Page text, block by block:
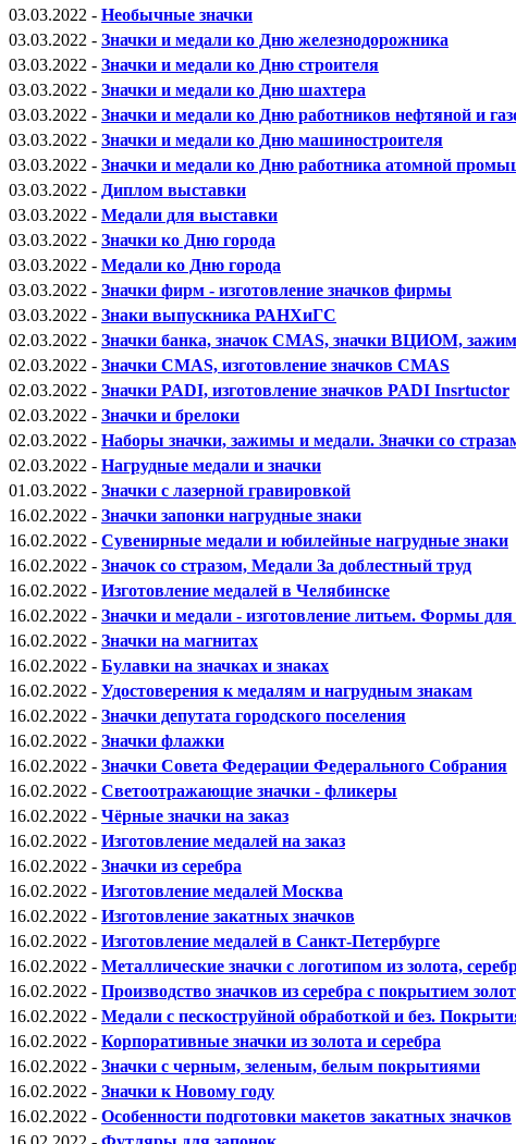
03.03.2022 - Необычные значки
03.03.2022 - Значки и медали ко Дню железнодорожника
03.03.2022 - Значки и медали ко Дню строителя
03.03.2022 - Значки и медали ко Дню шахтера
03.03.2022 - Значки и медали ко Дню работников нефтяной и
03.03.2022 - Значки и медали ко Дню машиностроителя
03.03.2022 - Значки и медали ко Дню работника атомной
03.03.2022 - Диплом выставки
03.03.2022 - Медали для выставки
03.03.2022 - Значки ко Дню города
03.03.2022 - Медали ко Дню города
03.03.2022 - Значки фирм - изготовление значков фирмы
03.03.2022 - Знаки выпускника РАНХиГС
02.03.2022 - Значки банка, значок CMAS, значки ВЦИОМ,
02.03.2022 - Значки CMAS, изготовление значков CMAS
02.03.2022 - Значки PADI, изготовление значков PADI Insrtuctor
02.03.2022 - Значки и брелоки
02.03.2022 - Наборы значки, зажимы и медали. Значки со
02.03.2022 - Нагрудные медали и значки
01.03.2022 - Значки с лазерной гравировкой
16.02.2022 - Значки запонки нагрудные знаки
16.02.2022 - Сувенирные медали и юбилейные нагрудные знаки
16.02.2022 - Значок со стразом, Медали За доблестный труд
16.02.2022 - Изготовление медалей в Челябинске
16.02.2022 - Значки и медали - изготовление литьем. Формы для
16.02.2022 - Значки на магнитах
16.02.2022 - Булавки на значках и знаках
16.02.2022 - Удостоверения к медалям и нагрудным знакам
16.02.2022 - Значки депутата городского поселения
16.02.2022 - Значки флажки
16.02.2022 - Значки Совета Федерации Федерального Собрания
16.02.2022 - Светоотражающие значки - фликеры
16.02.2022 - Чёрные значки на заказ
16.02.2022 - Изготовление медалей на заказ
16.02.2022 - Значки из серебра
16.02.2022 - Изготовление медалей Москва
16.02.2022 - Изготовление закатных значков
16.02.2022 - Изготовление медалей в Санкт-Петербурге
16.02.2022 - Металлические значки с логотипом из золота,
16.02.2022 - Производство значков из серебра с покрытием
16.02.2022 - Медали с пескоструйной обработкой и без.
16.02.2022 - Корпоративные значки из золота и серебра
16.02.2022 - Значки с черным, зеленым, белым покрытиями
16.02.2022 - Значки к Новому году
16.02.2022 - Особенности подготовки макетов закатных значков